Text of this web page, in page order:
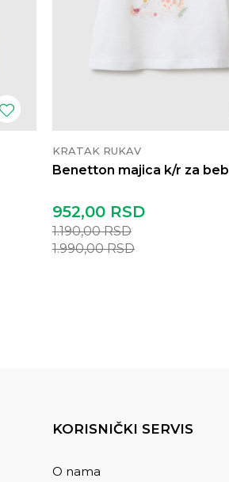
KRATAK RUKAV
Benetton majica k/r za
952,00 RSD
1.190,00RSD
1.990,00RSD
KORISNIČKI SERVIS
O nama